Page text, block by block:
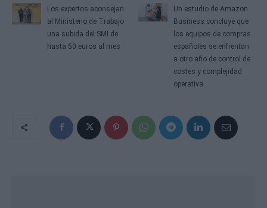
Los expertos aconsejan
al Ministerio de Trabajo
una subida del SMI de
hasta 50 euros al mes
Un estudio de Amazon
Business concluye que
los equipos de compras
españoles se enfrentan
a otro año de control de
costes y complejidad
operativa